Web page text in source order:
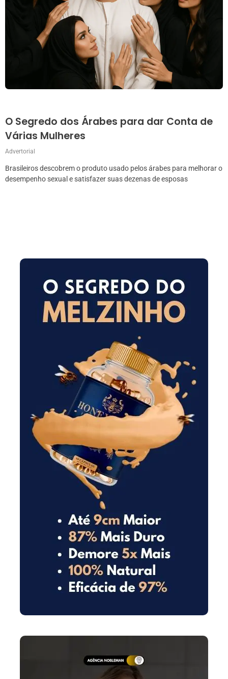
O Segredo dos Árabes para dar Conta de
Várias Mulheres
Advertorial
Brasileiros descobrem o produto usado pelos árabes para melhorar o
desempenho sexual e satisfazer suas dezenas de esposas